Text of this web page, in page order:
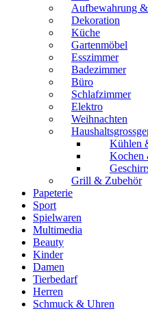
Aufbewahrung
Dekoration
Küche
Gartenmöbel
Esszimmer
Badezimmer
Büro
Schlafzimmer
Elektro
Weihnachten
Kühlen
Kochen
Grill & Zubehör
Papeterie
Sport
Spielwaren
Multimedia
Beauty
Kinder
Damen
Tierbedarf
Herren
Schmuck & Uhren